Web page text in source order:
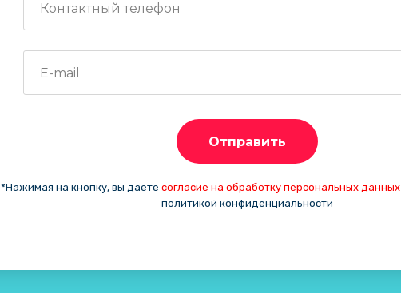
Отправить
*Нажимая на кнопку, вы даете согласие на обработку персональных данных
политикой конфиденциальности